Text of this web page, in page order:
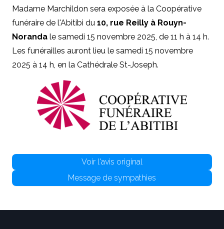
Madame Marchildon sera exposée à la Coopérative
funéraire de l'Abitibi du 10, rue Reilly à Rouyn-
Noranda le samedi 15 novembre 2025, de 11 h à 14 h.
Les funérailles auront lieu le samedi 15 novembre
2025 à 14 h, en la Cathédrale St-Joseph.
Voir l'avis original
Message de sympathies